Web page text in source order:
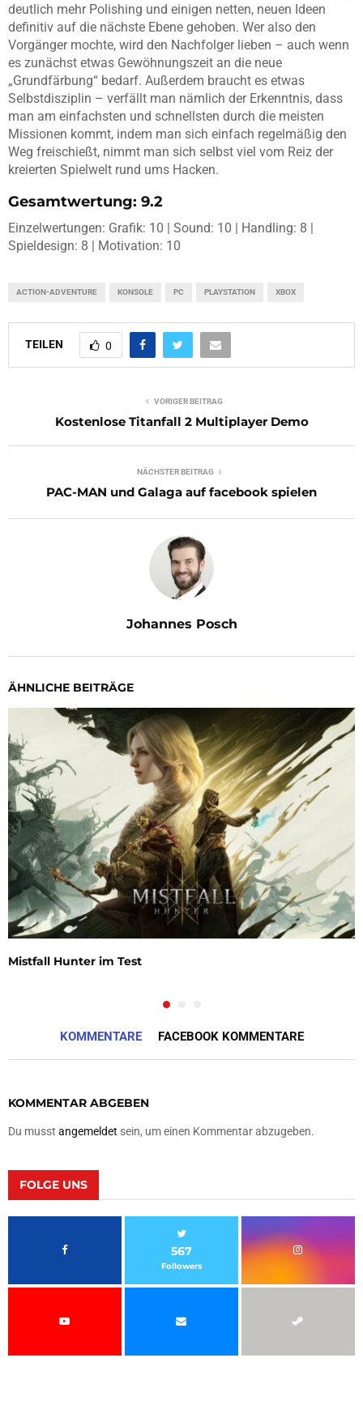
deutlich mehr Polishing und einigen netten, neuen Ideen
definitiv auf die nächste Ebene gehoben. Wer also den
Vorgänger mochte, wird den Nachfolger lieben – auch wenn
es zunächst etwas Gewöhnungszeit an die neue
„Grundfärbung“ bedarf. Außerdem braucht es etwas
Selbstdisziplin – verfällt man nämlich der Erkenntnis, dass
man am einfachsten und schnellsten durch die meisten
Missionen kommt, indem man sich einfach regelmäßig den
Weg freischießt, nimmt man sich selbst viel vom Reiz der
kreierten Spielwelt rund ums Hacken.
Gesamtwertung: 9.2
Einzelwertungen: Grafik: 10 | Sound: 10 | Handling: 8 |
Spieldesign: 8 | Motivation: 10
ACTION-ADVENTURE KONSOLE PC PLAYSTATION XBOX
TEILEN 0
VORIGER BEITRAG
Kostenlose Titanfall 2 Multiplayer Demo
NÄCHSTER BEITRAG
PAC-MAN und Galaga auf facebook spielen
Johannes Posch
ÄHNLICHE BEITRÄGE
Mistfall Hunter im Test
KOMMENTARE FACEBOOK KOMMENTARE
KOMMENTAR ABGEBEN
Du musst angemeldet sein, um einen Kommentar abzugeben.
FOLGE UNS
567
Followers